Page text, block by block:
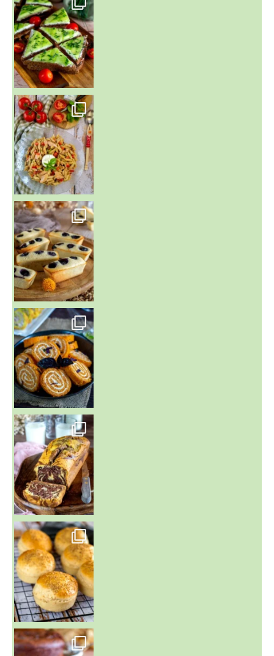
~ SALADE DE PÂTES AUX DEUX TOMATES THON ET BURRA
~ FINANCIERS MYRTILLES ET CITRON ~
Aujourd'hu
~ BUNS MAISON ~
Un peu de boulange par ici au
~ GÂTEAU FONDANT CHOCO NOISETTE ~
C'est lundi